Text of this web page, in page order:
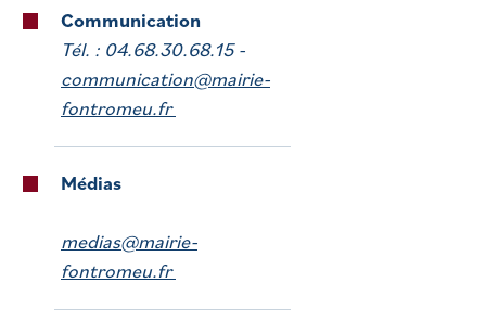
Communication
Tél. : 04.68.30.68.15 -
communication@mairie-
fontromeu.fr
Médias
medias@mairie-
fontromeu.fr